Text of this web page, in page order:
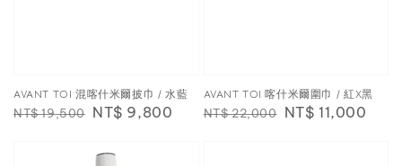
AVANT TOI 混喀什米爾披巾 / 水藍
Regular
NT$ 19,500 Sale
NT$ 9,800
AVANT TOI 喀什米爾圍巾 / 紅X黑
Regular
NT$ 22,000 Sale
NT$ 11,000